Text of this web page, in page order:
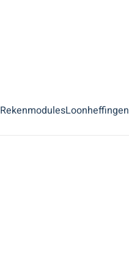
RekenmodulesLoonheffingen